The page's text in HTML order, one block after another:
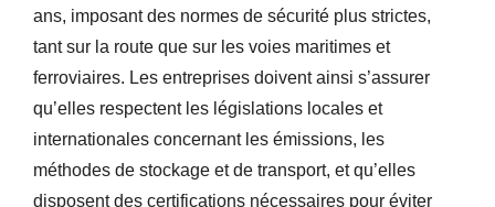
ans, imposant des normes de sécurité plus strictes,
tant sur la route que sur les voies maritimes et
ferroviaires. Les entreprises doivent ainsi s’assurer
qu’elles respectent les législations locales et
internationales concernant les émissions, les
méthodes de stockage et de transport, et qu’elles
disposent des certifications nécessaires pour éviter